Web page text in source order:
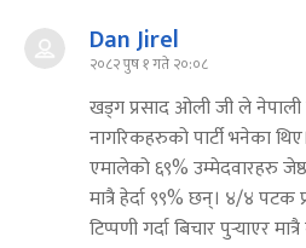
Dan Jirel
२०८२ पुष १ गते २०:०८
खड्ग प्रसाद ओली जी ले नेपाली
नागरिकहरुको पार्टी भनेका
एमालेको ६९% उम्मेदवारहरु
मात्रै हेर्दा ९९% छन्। ४/४ पटक
टिप्पणी गर्दा बिचार पुर्‍याएर मात्रै